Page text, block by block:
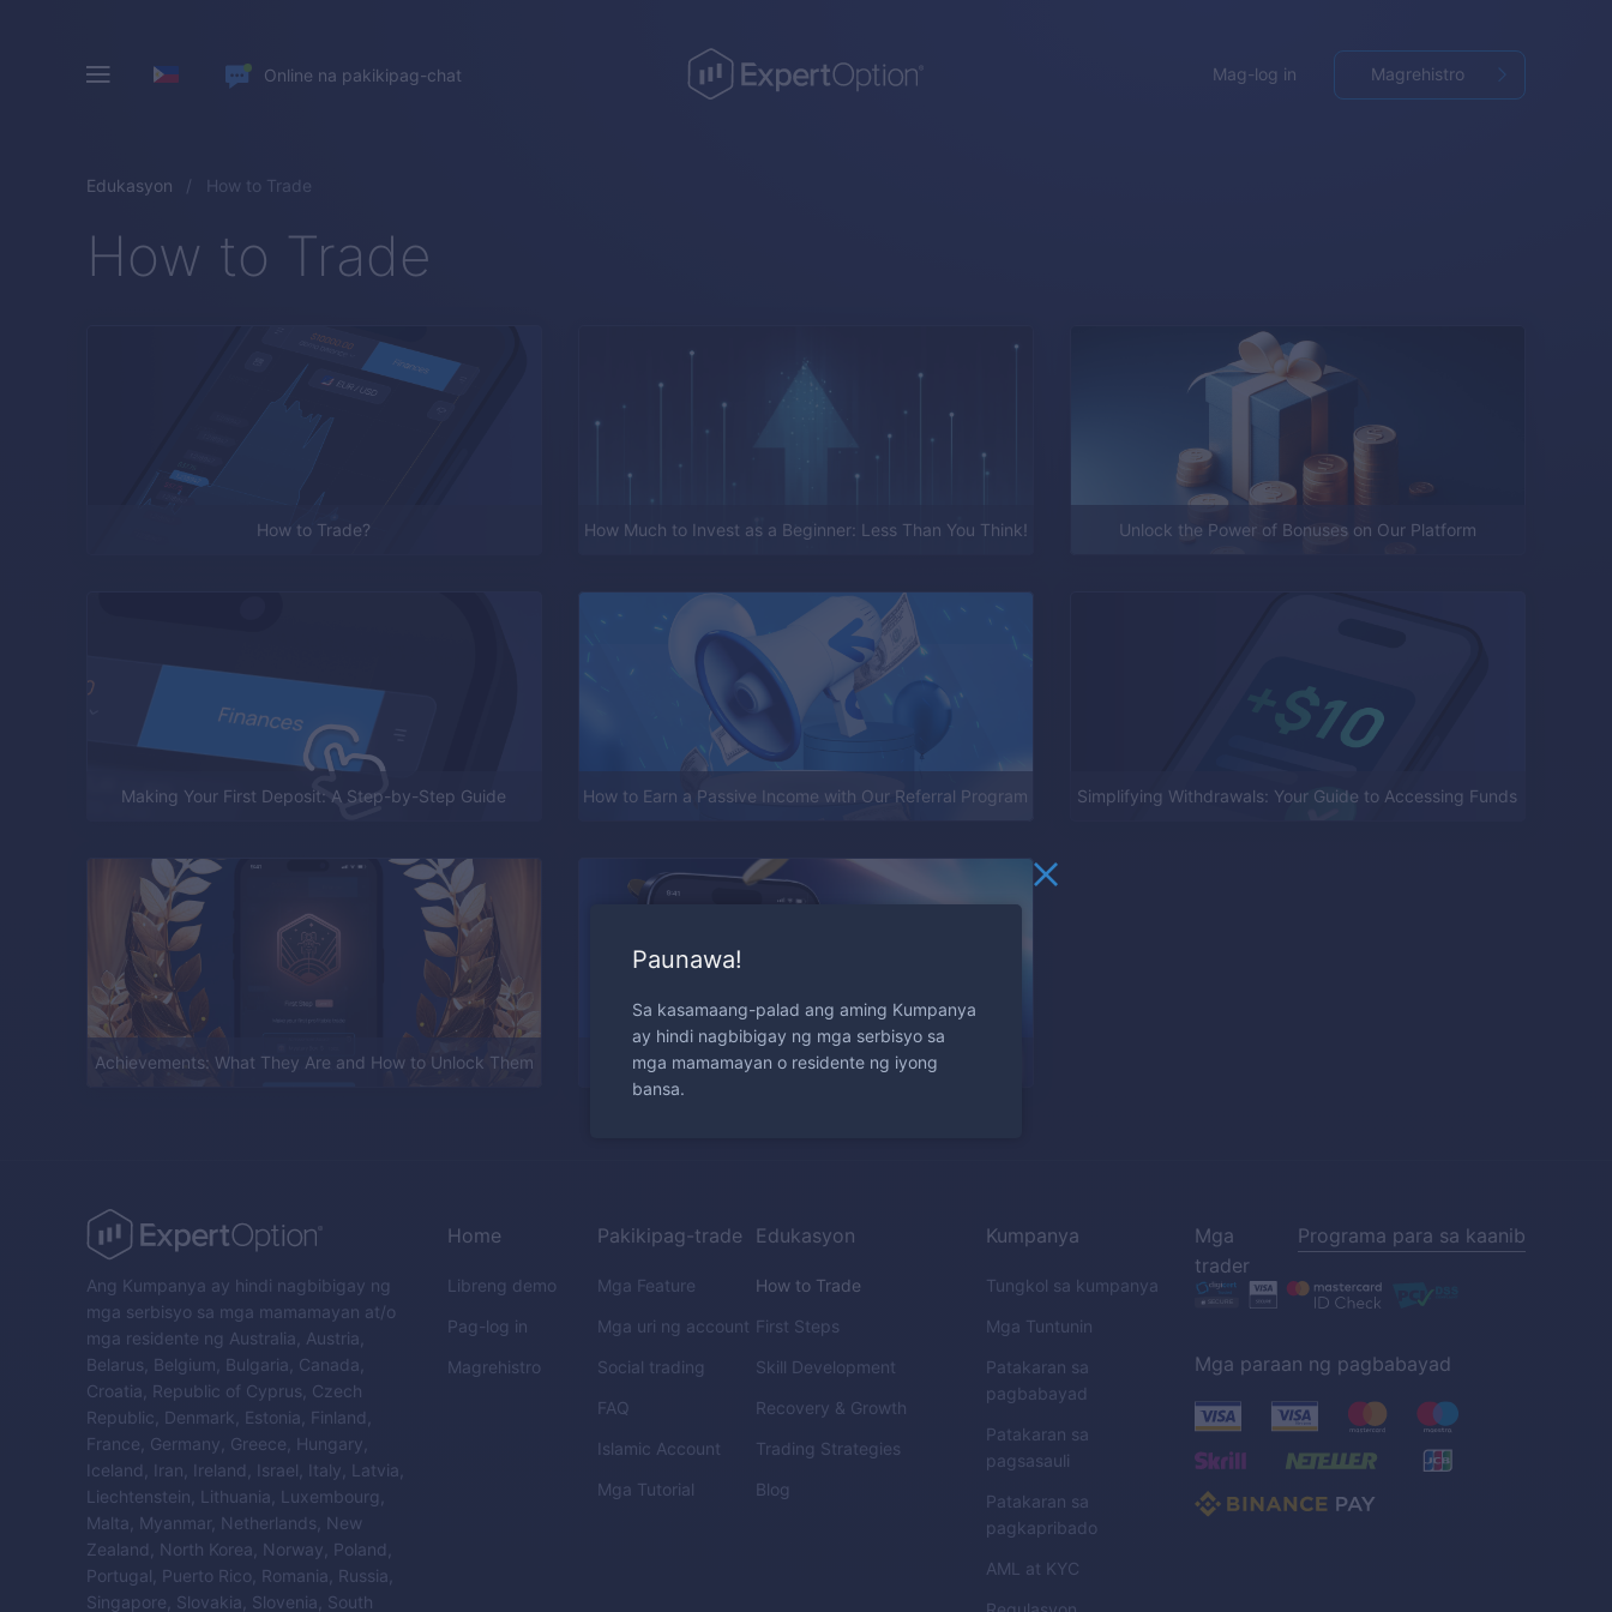
Online na pakikipag-chat Mag-log in Magrehistro
Edukasyon How to Trade
How to Trade
How to Trade? How Much to Invest as a Beginner: Less Than You Think! Unlock the Power of Bonuses on Our Platform
Making Your First Deposit: A Step-by-Step Guide How to Earn a Passive Income with Our Referral Program Simplifying Withdrawals: Your Guide to Accessing Funds
Achievements: What They Are and How to Unlock Them What Are Battles and How Can You Win More?
Ang Kumpanya ay hindi nagbibigay ng
mga serbisyo sa mga mamamayan at/o
mga residente ng Australia, Austria,
Belarus, Belgium, Bulgaria, Canada,
Croatia, Republic of Cyprus, Czech
Republic, Denmark, Estonia, Finland,
France, Germany, Greece, Hungary,
Iceland, Iran, Ireland, Israel, Italy, Latvia,
Liechtenstein, Lithuania, Luxembourg,
Malta, Myanmar, Netherlands, New
Zealand, North Korea, Norway, Poland,
Portugal, Puerto Rico, Romania, Russia,
Singapore, Slovakia, Slovenia, South
Home
Libreng demo
Pag-log in
Magrehistro
Pakikipag-trade
Mga Feature
Mga uri ng account
Social trading
FAQ
Islamic Account
Mga Tutorial
Edukasyon
How to Trade
First Steps
Skill Development
Recovery & Growth
Trading Strategies
Blog
Kumpanya
Tungkol sa kumpanya
Mga Tuntunin
Patakaran sa
pagbabayad
Patakaran sa
pagsasauli
Patakaran sa
pagkapribado
AML
at KYC
Mga
trader
Programa para sa kaanib
Mga paraan ng pagbabayad
Paunawa!
Sa kasamaang-palad ang aming Kumpanya
ay hindi nagbibigay ng mga serbisyo sa
mga mamamayan o residente ng iyong
bansa.